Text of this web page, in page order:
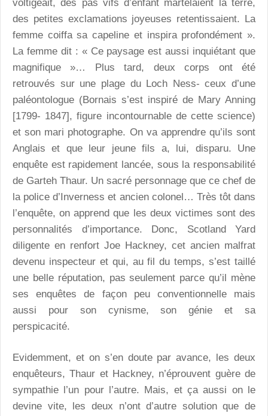
voltigeait, des pas vifs d’enfant martelaient la terre,
des petites exclamations joyeuses retentissaient. La
femme coiffa sa capeline et inspira profondément ».
La femme dit : « Ce paysage est aussi inquiétant que
magnifique »… Plus tard, deux corps ont été
retrouvés sur une plage du Loch Ness- ceux d’une
paléontologue (Bornais s’est inspiré de Mary Anning
[1799- 1847], figure incontournable de cette science)
et son mari photographe. On va apprendre qu’ils sont
Anglais et que leur jeune fils a, lui, disparu. Une
enquête est rapidement lancée, sous la responsabilité
de Garteh Thaur. Un sacré personnage que ce chef de
la police d’Inverness et ancien colonel… Très tôt dans
l’enquête, on apprend que les deux victimes sont des
personnalités d’importance. Donc, Scotland Yard
diligente en renfort Joe Hackney, cet ancien malfrat
devenu inspecteur et qui, au fil du temps, s’est taillé
une belle réputation, pas seulement parce qu’il mène
ses enquêtes de façon peu conventionnelle mais
aussi pour son cynisme, son génie et sa
perspicacité.
Evidemment, et on s’en doute par avance, les deux
enquêteurs, Thaur et Hackney, n’éprouvent guère de
sympathie l’un pour l’autre. Mais, et ça aussi on le
devine vite, les deux n’ont d’autre solution que de